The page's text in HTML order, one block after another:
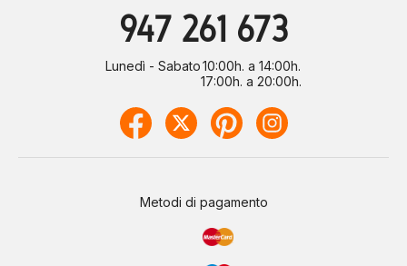
947 261 673
Lunedì - Sabato10:00h. a 14:00h.
17:00h. a 20:00h.
Metodi di pagamento